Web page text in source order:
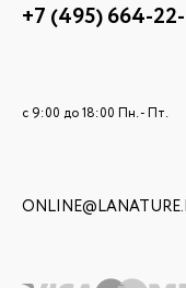
+7 (495) 664-
c 9:00 до 18:00 Пн. - Пт.